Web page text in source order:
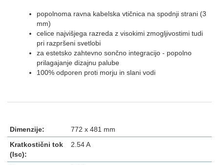
popolnoma ravna kabelska vtičnica na spodnji strani (3
mm)
celice najvišjega razreda z visokimi zmogljivostimi tudi
pri razpršeni svetlobi
za estetsko zahtevno sončno integracijo - popolno
prilagajanje dizajnu palube
100% odporen proti morju in slani vodi
Dimenzije:
772 x 481 mm
Kratkostični tok
(Isc):
2.54 A